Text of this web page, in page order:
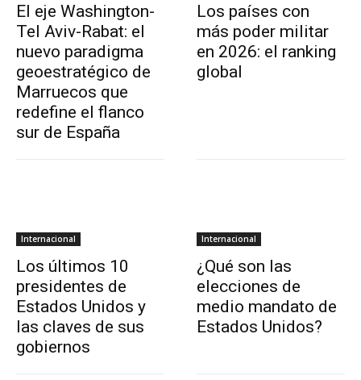
El eje Washington-
Tel Aviv-Rabat: el
nuevo paradigma
geoestratégico de
Marruecos que
redefine el flanco
sur de España
Los países con
más poder militar
en 2026: el ranking
global
Internacional
Los últimos 10
presidentes de
Estados Unidos y
las claves de sus
gobiernos
Internacional
¿Qué son las
elecciones de
medio mandato de
Estados Unidos?